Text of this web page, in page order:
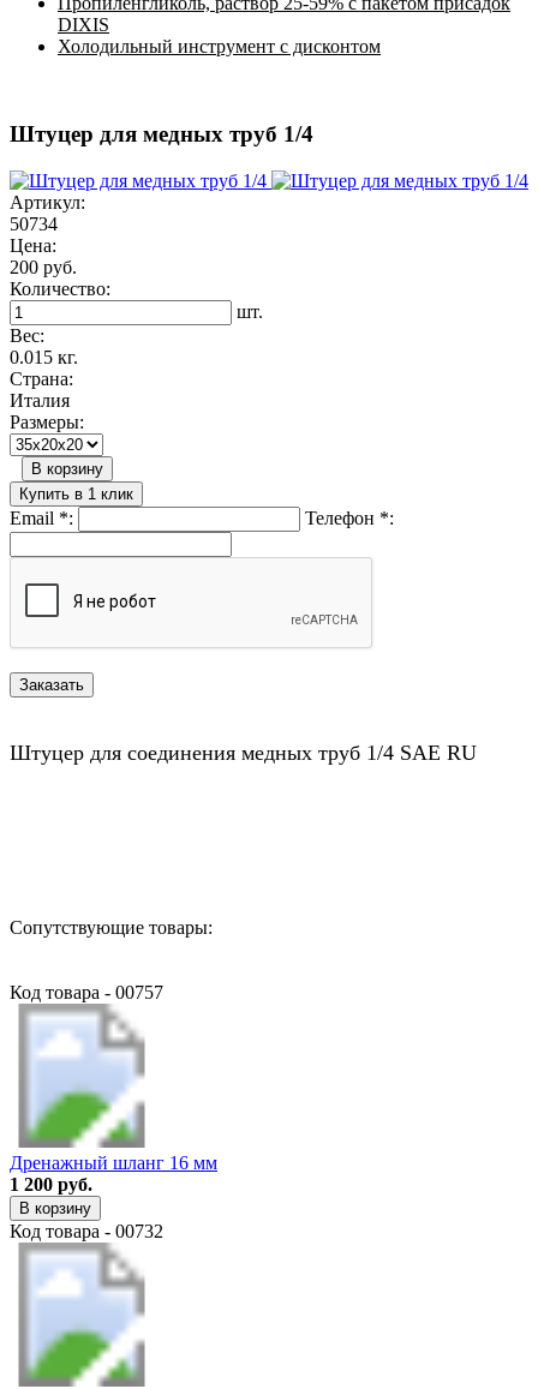
DIXIS
Холодильный инструмент с дисконтом
Штуцер для медных труб 1/4
Артикул:
50734
Цена:
200 руб.
Количество:
шт.
Вес:
0.015 кг.
Страна:
Италия
Размеры:
В корзину
Купить в 1 клик
Email *: Телефон *:
Штуцер для соединения медных труб 1/4 SAE RU
Сопутствующие товары:
Код товара - 00757
Дренажный шланг 16 мм
1 200 руб.
В корзину
Код товара - 00732